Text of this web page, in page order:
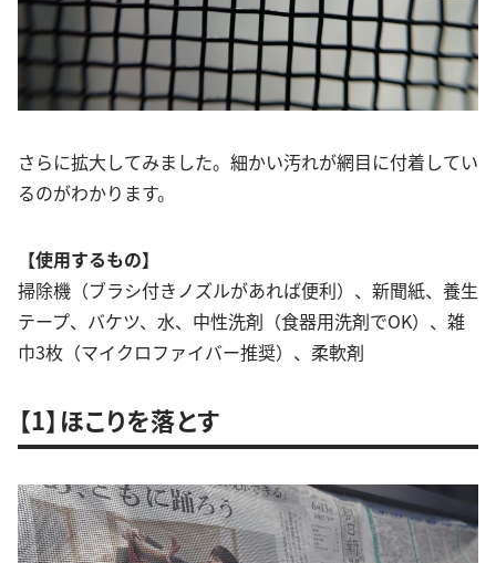
さらに拡大してみました。細かい汚れが網目に付着してい
るのがわかります。
【使用するもの】
掃除機（ブラシ付きノズルがあれば便利）、新聞紙、養生
テープ、バケツ、水、中性洗剤（食器用洗剤でOK）、雑
巾3枚（マイクロファイバー推奨）、柔軟剤
【1】ほこりを落とす